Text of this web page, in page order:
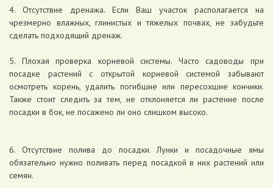
4. Отсутствие дренажа. Если Ваш участок располагается на
чрезмерно влажных, глинистых и тяжелых почвах, не забудьте
сделать подходящий дренаж.
5. Плохая проверка корневой системы. Часто садоводы при
посадке растений с открытой корневой системой забывают
осмотреть корень, удалить погибшие или пересохшие кончики.
Также стоит следить за тем, не отклоняется ли растение после
посадки в бок, не посажено ли оно слишком высоко.
6. Отсутствие полива до посадки. Лунки и посадочные ямы
обязательно нужно поливать перед посадкой в них растений или
семян.